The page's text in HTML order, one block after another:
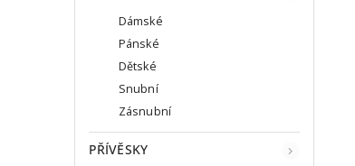
Dámské
Pánské
Dětské
Snubní
Zásnubní
PŘÍVĚSKY